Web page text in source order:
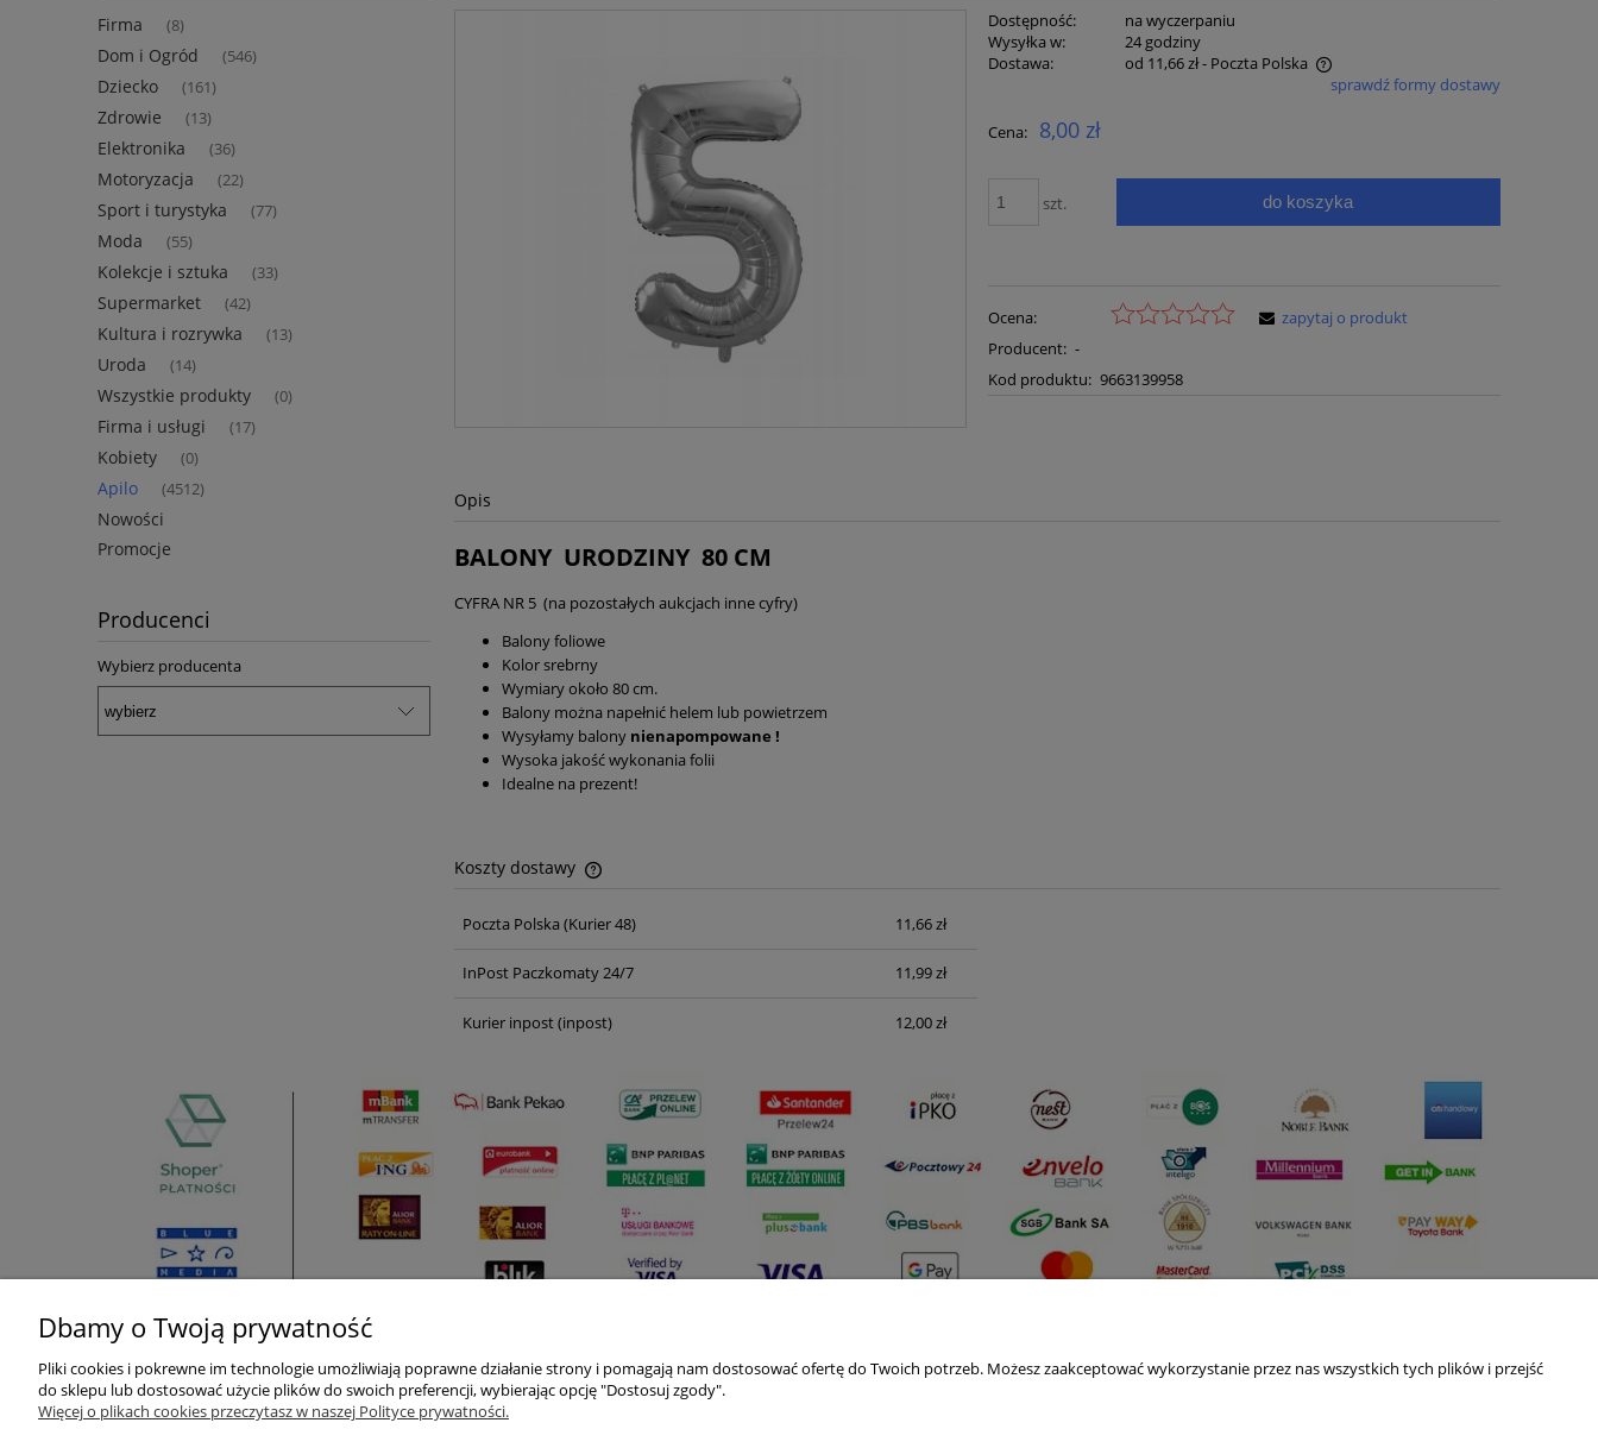
Firma (8)
Dom i Ogród (546)
Dziecko (161)
Zdrowie (13)
Elektronika (36)
Motoryzacja (22)
Sport i turystyka (77)
Moda (55)
Kolekcje i sztuka (33)
Supermarket (42)
Kultura i rozrywka (13)
Uroda (14)
Wszystkie produkty (0)
Firma i usługi (17)
Kobiety (0)
Apilo (4512)
Nowości
Promocje
Producenci
Wybierz producenta
Dostępność:
na wyczerpaniu
Wysyłka w:
24 godziny
Dostawa:
od 11,66 zł- Poczta Polska
płatności
sprawdź formy dostawy
Cena: 8,00 zł
szt. do koszyka
Ocena:
Producent: -
Kod produktu: 9663139958
zapytaj o produkt
Opis
BALONY URODZINY 80 CM
CYFRA NR 5 (na pozostałych aukcjach inne cyfry)
Balony foliowe
Kolor srebrny
Wymiary około 80 cm.
Balony można napełnić helem lub powietrzem
Wysyłamy balony nienapompowane !
Wysoka jakość wykonania folii
Idealne na prezent!
Koszty dostawy
Cena nie zawiera ewentualnych kosztów
Poczta Polska (Kurier 48) 11,66 zł
InPost Paczkomaty 24/7 11,99 zł
Kurier inpost(inpost) 12,00 zł
Pomoc Moje konto Płatności i dostawa
Dbamy o Twoją prywatność
Pliki cookies i pokrewne im technologie umożliwiają poprawne działanie strony i pomagają nam dostosować ofertę do Twoich potrzeb. Możesz zaakceptować wykorzystanie przez nas wszystkich tych plików i przejść
do sklepu lub dostosować użycie plików do swoich preferencji, wybierając opcję "Dostosuj zgody".
Więcej o plikach cookies przeczytasz w naszej Polityce prywatności.